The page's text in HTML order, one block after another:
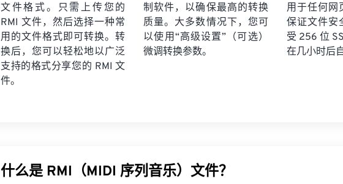
文件格式。只需上传您的
RMI 文件，然后选择一种常
用的文件格式即可转换。转
换后，您可以轻松地以广泛
支持的格式分享您的 RMI 文
件。
制软件，以确保最高的转换
质量。大多数情况下，您可
以使用“高级设置”（可选）
微调转换参数。
用于任何网
保证文件安
受 256 位
在几小时后
什么是 RMI（MIDI 序列音乐）文件？